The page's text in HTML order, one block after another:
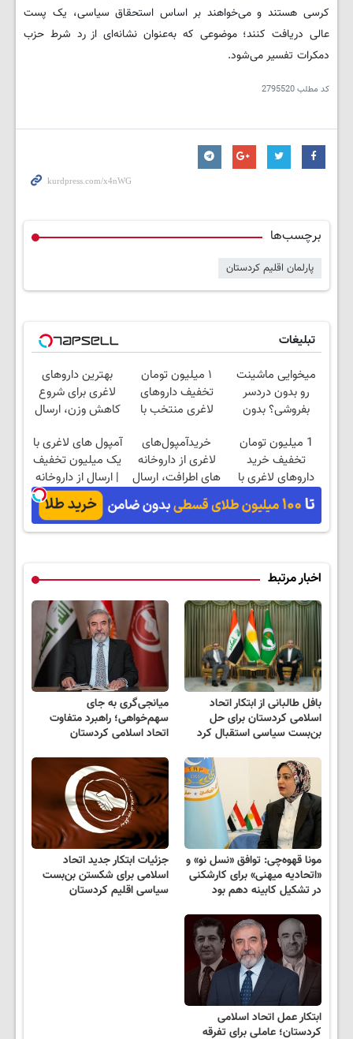
کرسی هستند و می‌خواهند بر اساس استحقاق سیاسی، یک پست
عالی دریافت کنند؛ موضوعی که به‌عنوان نشانه‌ای از رد شرط حزب
دمکرات تفسیر می‌شود.
کد مطلب2795520
برچسب‌ها
پارلمان اقلیم کردستان
تبلیغات
میخوایی ماشینت
رو بدون دردسر
بفروشی؟ بدون
۱ میلیون تومان
تخفیف داروهای
لاغری منتخب با
نزدیکت
بهترین داروهای
لاغری برای شروع
کاهش وزن، ارسال
نزدیکت!
1 میلیون تومان
تخفیف خرید
داروهای لاغری با
ارسال از داروخانه و
پک یخ!
خریدآمپول‌های
لاغری از داروخانه
های اطرافت، ارسال
فوری همراه با پک
یخ!
آمپول های لاغری با
یک میلیون تخفیف
| ارسال از داروخانه
های معتبر
اخبار مرتبط
بافل طالبانی از ابتکار اتحاد
اسلامی کردستان برای حل
بن‌بست سیاسی استقبال کرد
میانجی‌گری به جای
سهم‌خواهی؛ راهبرد متفاوت
اتحاد اسلامی کردستان
مونا قهوه‌چی: توافق «نسل نو» و
«اتحادیه میهنی» برای کارشکنی
در تشکیل کابینه دهم بود
جزئیات ابتکار جدید اتحاد
اسلامی برای شکستن بن‌بست
سیاسی اقلیم کردستان
ابتکار عمل اتحاد اسلامی
کردستان؛ عاملی برای تفرقه